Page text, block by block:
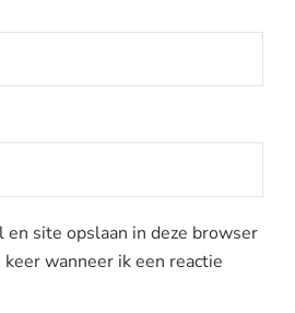
en site opslaan in deze browser
wanneer ik een reactie